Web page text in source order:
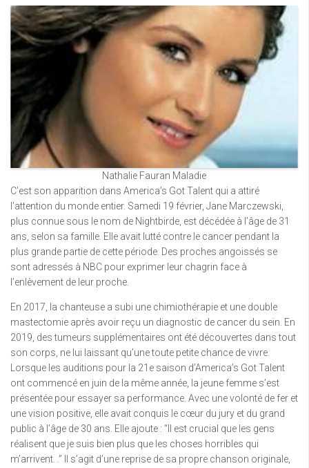
Nathalie Fauran Maladie
C’est son apparition dans America’s Got Talent qui a attiré
l’attention du monde entier. Samedi 19 février, Jane Marczewski,
plus connue sous le nom de Nightbirde, est décédée à l’âge de 31
ans, selon sa famille. Elle avait lutté contre le cancer pendant la
plus grande partie de cette période. Des proches angoissés se
sont adressés à NBC pour exprimer leur chagrin face à
l’enlèvement de leur proche.
En 2017, la chanteuse a subi une chimiothérapie et une double
mastectomie après avoir reçu un diagnostic de cancer du sein. En
2019, des tumeurs supplémentaires ont été découvertes dans tout
son corps, ne lui laissant qu’une toute petite chance de vivre.
Lorsque les auditions pour la 21e saison d’America’s Got Talent
ont commencé en juin de la même année, la jeune femme s’est
présentée pour essayer sa performance. Avec une volonté de fer et
une vision positive, elle avait conquis le cœur du jury et du grand
public à l’âge de 30 ans. Elle ajoute : “Il est crucial que les gens
réalisent que je suis bien plus que les choses horribles qui
m’arrivent. .” Il s’agit d’une reprise de sa propre chanson originale,